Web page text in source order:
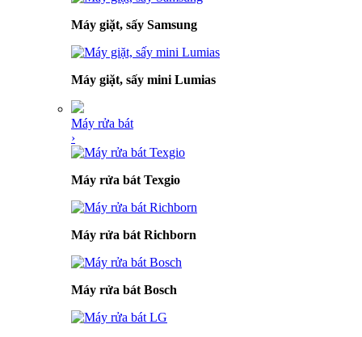
Máy giặt, sấy Samsung
Máy giặt, sấy mini Lumias
Máy rửa bát
›
Máy rửa bát Texgio
Máy rửa bát Richborn
Máy rửa bát Bosch